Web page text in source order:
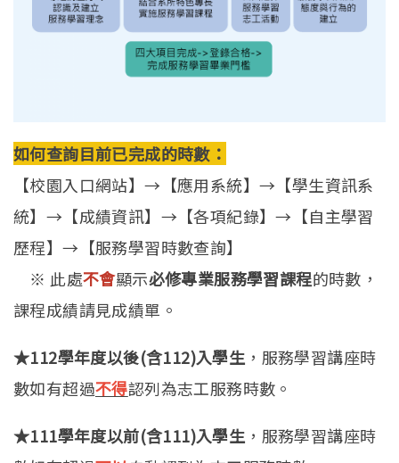
Open
服學專刊
如何查詢目前已完成的時數：
【校園入口網站】→【應用系統】→【學生資訊系
統】→【成績資訊】→【各項紀錄】→【自主學習
歷程】→【服務學習時數查詢】
※ 此處不會顯示必修專業服務學習課程的時數，
課程成績請見成績單。
★112學年度以後(含112)入學生 ，服務學習講座時
數如有超過不得認列為志工服務時數。
★111學年度以前(含111)入學生 ，服務學習講座時